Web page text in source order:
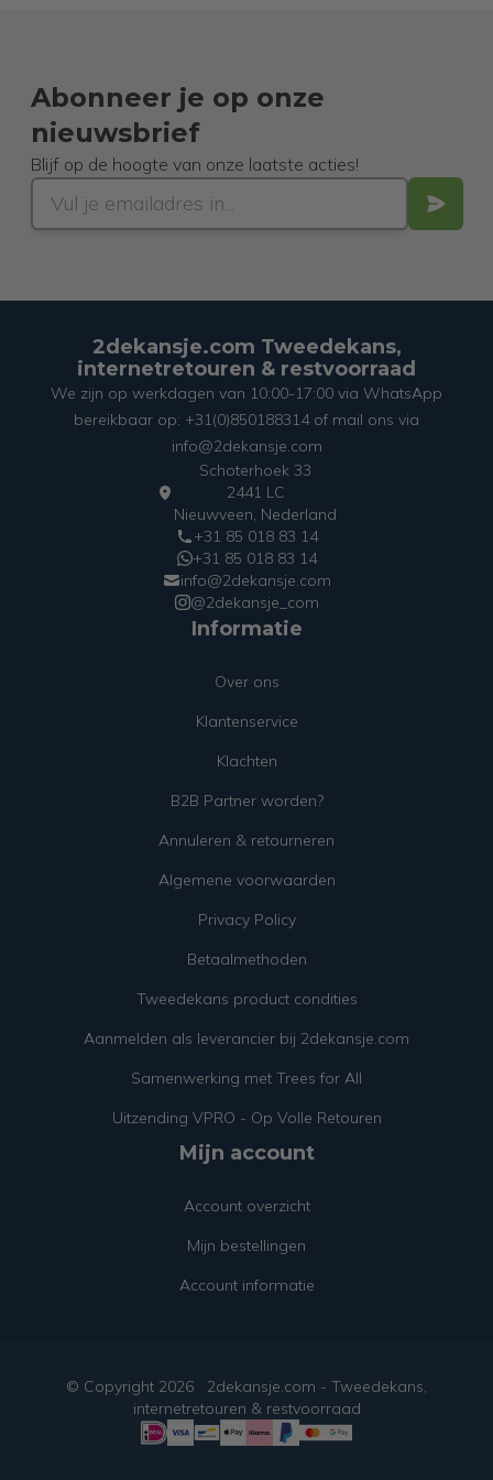
Abonneer je op onze
nieuwsbrief
Blijf op de hoogte van onze laatste acties!
2dekansje.com Tweedekans,
internetretouren & restvoorraad
We zijn op werkdagen van 10:00-17:00 via WhatsApp
bereikbaar op: +31(0)850188314 of mail ons via
info@2dekansje.com
Schoterhoek 33
2441 LC
Nieuwveen, Nederland
+31 85 018 83 14
+31 85 018 83 14
info@2dekansje.com
@2dekansje_com
Informatie
Over ons
Klantenservice
Klachten
B2B Partner worden?
Annuleren & retourneren
Algemene voorwaarden
Privacy Policy
Betaalmethoden
Tweedekans product condities
Aanmelden als leverancier bij 2dekansje.com
Samenwerking met Trees for All
Uitzending VPRO - Op Volle Retouren
Mijn account
Account overzicht
Mijn bestellingen
Account informatie
© Copyright 2026
2dekansje.com - Tweedekans,
internetretouren & restvoorraad